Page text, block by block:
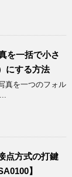
を一括で小さ
にする方法
真を一つのフォル
点方式の打鍵
】